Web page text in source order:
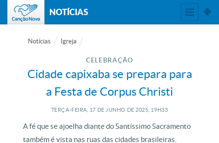
NOTÍCIAS
Notícias Igreja
CELEBRAÇÃO
Cidade capixaba se prepara para
a Festa de Corpus Christi
TERÇA-FEIRA, 17 DE JUNHO DE 2025, 19H33
A fé que se ajoelha diante do Santíssimo Sacramento
também é vista nas ruas das cidades brasileiras.